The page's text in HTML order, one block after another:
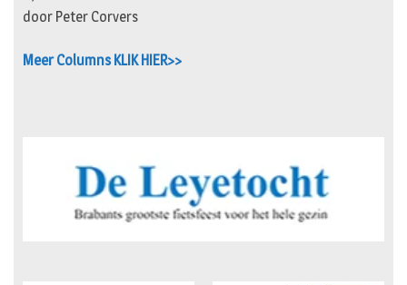
door Peter Corvers
Meer Columns KLIK HIER>>